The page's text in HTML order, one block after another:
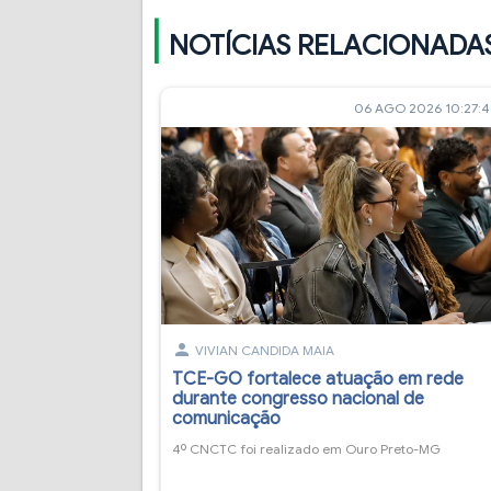
NOTÍCIAS
06 AGO 2026
person VIVIAN CANDIDA MAIA
TCE-GO fortalece atuação em rede
durante congresso nacional de
comunicação
4º CNCTC foi realizado em Ouro Preto-MG